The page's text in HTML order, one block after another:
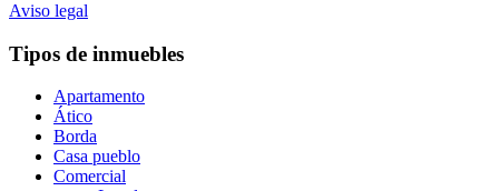
Aviso legal
Tipos de inmuebles
Apartamento
Ático
Borda
Casa pueblo
Comercial